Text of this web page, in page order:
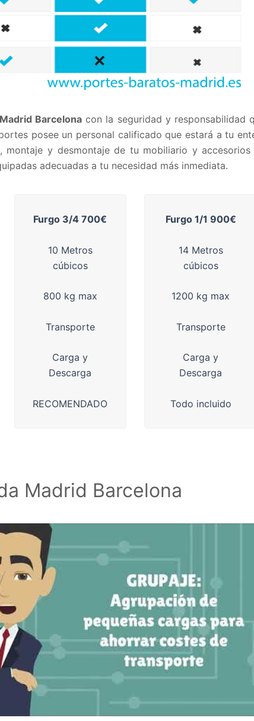
Barcelona con la seguridad y responsabilidad
posee un personal calificado que estará a tu
y desmontaje de tu mobiliario y accesorios
adecuadas a tu necesidad más inmediata.
Furgo 3/4 700€
10 Metros
cúbicos
800 kg max
Transporte
Carga y
Descarga
RECOMENDADO
Furgo 1/1 900€
14 Metros
cúbicos
1200 kg max
Transporte
Carga y
Descarga
Todo incluido
Madrid Barcelona